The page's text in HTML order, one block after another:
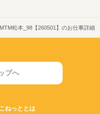
松本_98【260501】のお仕事詳細
プへ
ねっととは